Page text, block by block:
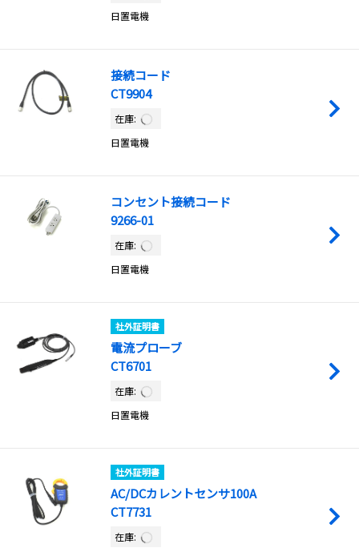
日置電機
接続コード
CT9904
在庫:
日置電機
コンセント接続コード
9266-01
在庫:
日置電機
社外証明書
電流プローブ
CT6701
在庫:
日置電機
社外証明書
AC/DCカレントセンサ100A
CT7731
在庫: